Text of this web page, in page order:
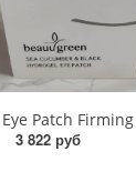
3 822 руб